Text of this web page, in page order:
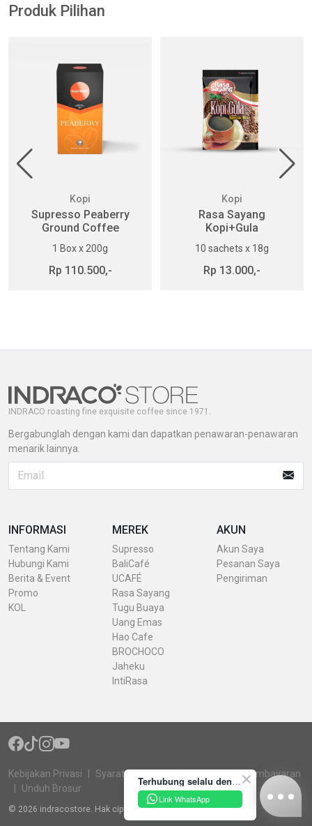
Produk Pilihan
Kopi
Supresso Peaberry
Ground Coffee
1 Box x 200g
Rp 110.500,-
Kopi
Rasa Sayang
Kopi+Gula
10 sachets x 18g
Rp 13.000,-
INDRACO roasting fine exquisite coffee since 1971.
Bergabunglah dengan kami dan dapatkan penawaran-penawaran
menarik lainnya.
INFORMASI
Tentang Kami
Hubungi Kami
Berita & Event
Promo
KOL
MEREK
Supresso
BaliCafé
UCAFÉ
Rasa Sayang
Tugu Buaya
Uang Emas
Hao Cafe
BROCHOCO
Jaheku
IntiRasa
AKUN
Akun Saya
Pesanan Saya
Pengiriman
Kebijakan Privasi Syarat & Ketentuan
Konfirmasi Pembayaran
Unduh Brosur
© 2026 indracostore. Hak cipta dilindungi undang-undang.
Terhubung selalu dengan INDRACO Store melalui akun resmi kami yuk!
Link WhatsApp